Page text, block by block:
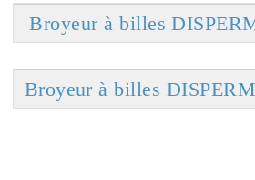
Broyeur à billes
Broyeur à billes